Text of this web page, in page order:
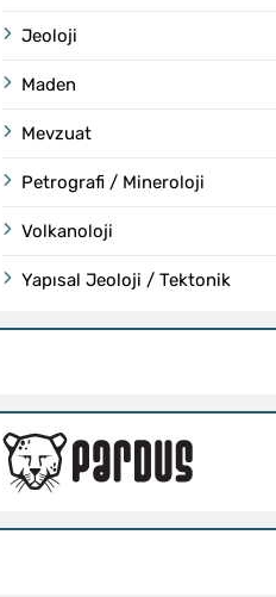
Jeoloji
Maden
Mevzuat
Petrografi / Mineroloji
Volkanoloji
Yapısal Jeoloji / Tektonik